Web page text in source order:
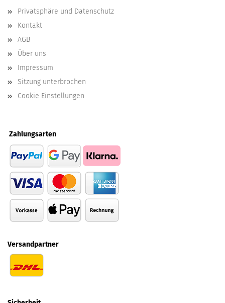
Privatsphäre und Datenschutz
Kontakt
AGB
Über uns
Impressum
Sitzung unterbrochen
Cookie Einstellungen
Zahlungsarten
Versandpartner